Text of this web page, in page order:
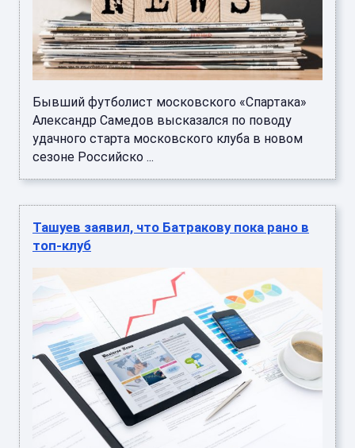
Бывший футболист московского «Спартака»
Александр Самедов высказался по поводу
удачного старта московского клуба в новом
сезоне Российско ...
Ташуев заявил, что Батракову пока рано в
топ-клуб